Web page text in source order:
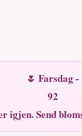
🌷 Farsdag -
92
igjen. Send